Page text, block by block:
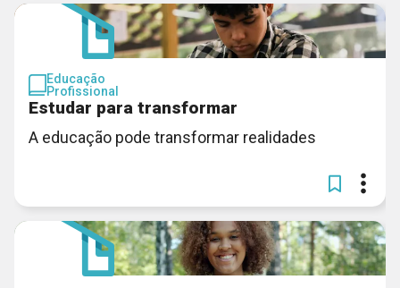
Educação
Profissional
Estudar para transformar
A educação pode transformar realidades